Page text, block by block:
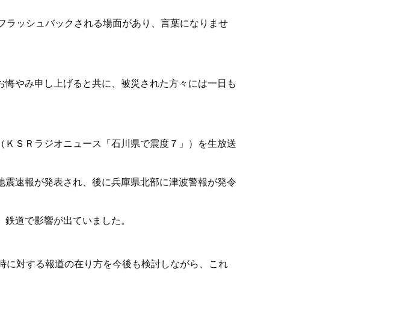
ッシュバックされる場面があり、言葉になりませ
やみ申し上げると共に、被災された方々には一日も
ＳＲラジオニュース「石川県で震度７」）を生放送
速報が発表され、後に兵庫県北部に津波警報が発令
道で影響が出ていました。
対する報道の在り方を今後も検討しながら、これ